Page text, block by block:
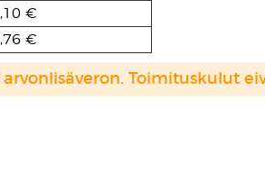
€
€
Toimituskulut